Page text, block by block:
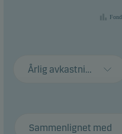
Fond
Årlig avkastning
Sammenlignet med